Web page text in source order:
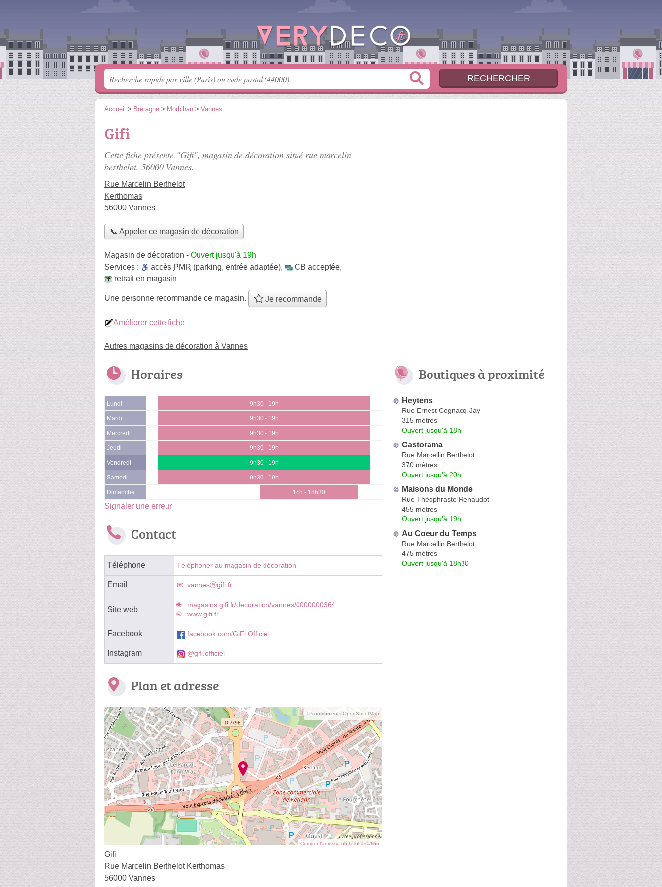
Accueil > Bretagne > Morbihan > Vannes
Gifi
Cette fiche présente "Gifi", magasin de décoration situé rue marcelin
berthelot, 56000 Vannes.
Rue Marcelin Berthelot
Kerthomas
56000 Vannes
📞 Appeler ce magasin de décoration
Magasin de décoration - Ouvert jusqu'à 19h
Services :
accès PMR (parking, entrée adaptée), CB acceptée,
retrait en magasin
Une personne recommande ce magasin. Je recommande
Améliorer cette fiche
Autres magasins de décoration à Vannes
Horaires
Lundi 9h30 - 19h
Mardi 9h30 - 19h
Mercredi 9h30 - 19h
Jeudi 9h30 - 19h
Vendredi 9h30 - 19h
Samedi 9h30 - 19h
Dimanche 14h - 18h30
Signaler une erreur
Contact
Téléphone Téléphoner au magasin de décoration
Email vannesⓐgifi.fr
Site web
magasins.gifi.fr/decoration/vannes/0000000364
www.gifi.fr
Facebook facebook.com/GiFi.Officiel
Instagram @gifi.officiel
Plan et adresse
© contributeurs OpenStreetMap
Corriger l’adresse ou la localisation
Gifi
Rue Marcelin Berthelot Kerthomas
56000 Vannes
Boutiques à proximité
Heytens
Rue Ernest Cognacq-Jay
315 mètres
Ouvert jusqu'à 18h
Castorama
Rue Marcellin Berthelot
370 mètres
Ouvert jusqu'à 20h
Maisons du Monde
Rue Théophraste Renaudot
455 mètres
Ouvert jusqu'à 19h
Au Coeur du Temps
Rue Marcellin Berthelot
475 mètres
Ouvert jusqu'à 18h30